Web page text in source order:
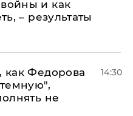
и как
– результаты
как Федорова
не
14:30